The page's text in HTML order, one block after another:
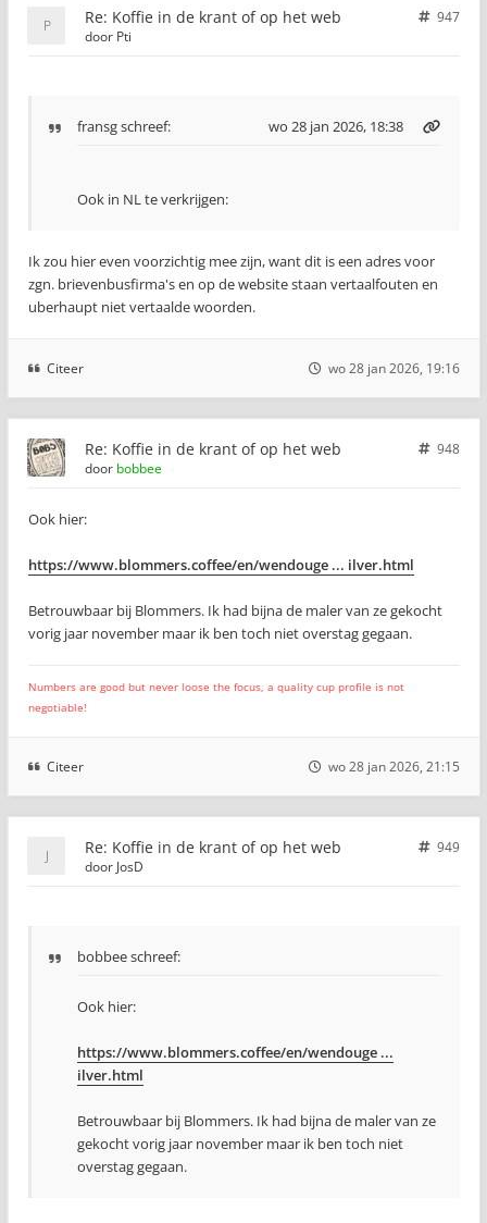
Re: Koffie in de krant of op het web
947
door Pti
fransgschreef: wo 28 jan 2026, 18:38
Ook in NL te verkrijgen:
Ik zou hier even voorzichtig mee zijn, want dit is een adres voor
zgn. brievenbusfirma's en op de website staan vertaalfouten en
uberhaupt niet vertaalde woorden.
Citeer wo 28 jan 2026, 19:16
Re: Koffie in de krant of op het web
948
door bobbee
Ook hier:
https://www.blommers.coffee/en/wendouge ... ilver.html
Betrouwbaar bij Blommers. Ik had bijna de maler van ze gekocht
vorig jaar november maar ik ben toch niet overstag gegaan.
Numbers are good but never loose the focus, a quality cup profile is not
negotiable!
Citeer wo 28 jan 2026, 21:15
Re: Koffie in de krant of op het web
949
door JosD
bobbee schreef:
Ook hier:
https://www.blommers.coffee/en/wendouge ...
ilver.html
Betrouwbaar bij Blommers. Ik had bijna de maler van ze
gekocht vorig jaar november maar ik ben toch niet
overstag gegaan.